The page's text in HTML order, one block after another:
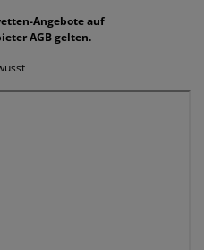
Angebote auf
AGB gelten.